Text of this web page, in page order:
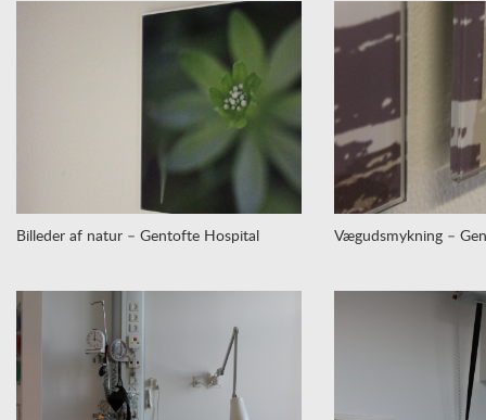
Billeder af natur – Gentofte Hospital Vægudsmykning –